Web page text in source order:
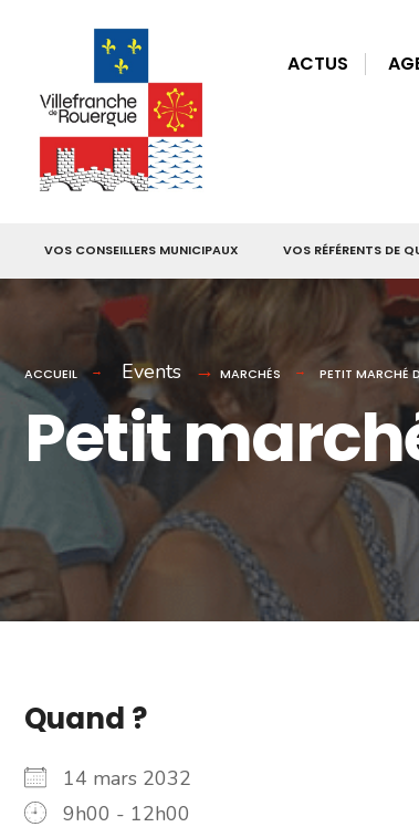
ACTUS
VOS CONSEILLERS MUNICIPAUX VOS RÉFÉRENTS DE
ACCUEIL Events MARCHÉS PETIT MARCHÉ
Petit
Quand ?
14 mars 2032
9h00 - 12h00